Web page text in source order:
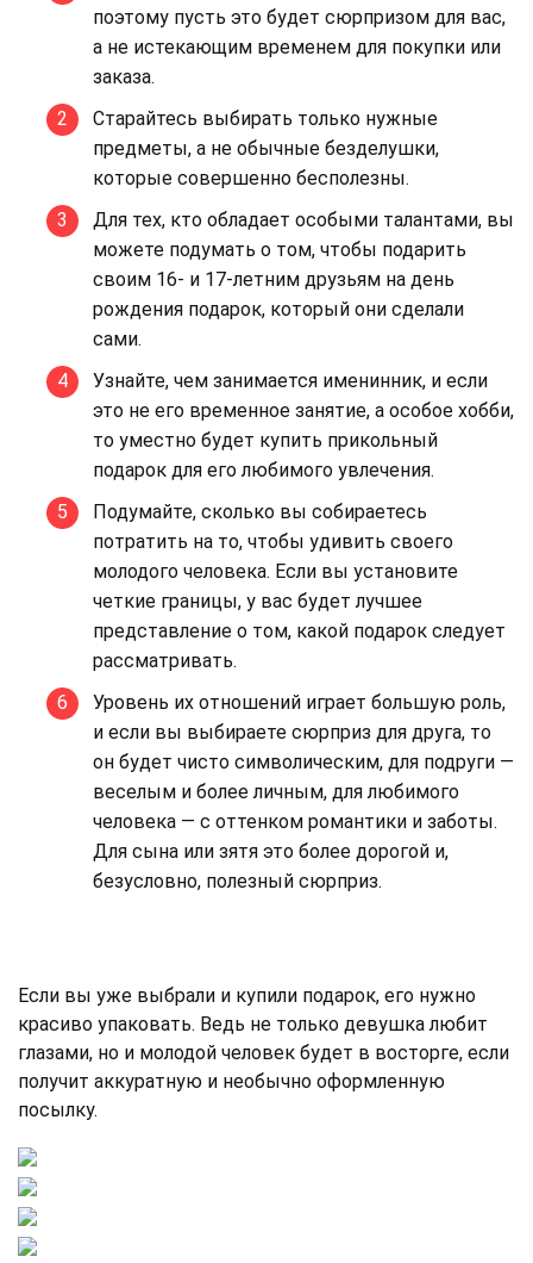
поэтому пусть это будет сюрпризом для вас,
а не истекающим временем для покупки или
заказа.
Старайтесь выбирать только нужные
предметы, а не обычные безделушки,
которые совершенно бесполезны.
Для тех, кто обладает особыми талантами, вы
можете подумать о том, чтобы подарить
своим 16- и 17-летним друзьям на день
рождения подарок, который они сделали
сами.
Узнайте, чем занимается именинник, и если
это не его временное занятие, а особое хобби,
то уместно будет купить прикольный
подарок для его любимого увлечения.
Подумайте, сколько вы собираетесь
потратить на то, чтобы удивить своего
молодого человека. Если вы установите
четкие границы, у вас будет лучшее
представление о том, какой подарок следует
рассматривать.
Уровень их отношений играет большую роль,
и если вы выбираете сюрприз для друга, то
он будет чисто символическим, для подруги —
веселым и более личным, для любимого
человека — с оттенком романтики и заботы.
Для сына или зятя это более дорогой и,
безусловно, полезный сюрприз.
Если вы уже выбрали и купили подарок, его нужно
красиво упаковать. Ведь не только девушка любит
глазами, но и молодой человек будет в восторге, если
получит аккуратную и необычно оформленную
посылку.